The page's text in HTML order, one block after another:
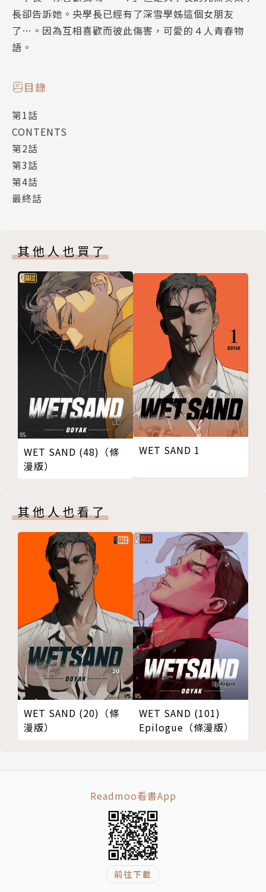
長卻告訴她。央學長已經有了深雪學姊這個女朋友
了…。因為互相喜歡而彼此傷害，可愛的４人青春物
語。
目錄
第1話
CONTENTS
第2話
第3話
第4話
最終話
其他人也買了
WET SAND (48)（條
漫版）
WET SAND 1
其他人也看了
WET SAND (20)（條
漫版）
WET SAND (101)
Epilogue（條漫版）
Readmoo看書App
前往下載